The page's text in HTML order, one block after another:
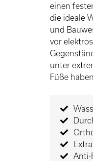
einen
die ideale
und
vor
unter
Füße
Anti-